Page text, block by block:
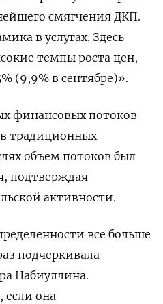
смягчения ДКП.
в услугах. Здесь
темпы роста цен,
(9,9% в сентябре)».
финансовых потоков
в традиционных
объем потоков был
подтверждая
активности.
все больше
подчеркивала
Набиуллина.
если она